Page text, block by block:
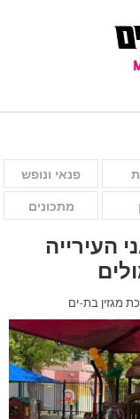
פנאי ונופש
מתכונים
העירייה
מגזין בת-ים